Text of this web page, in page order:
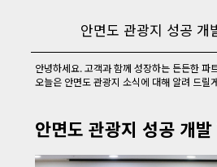
안면도 관광지 성공 개
안녕하세요. 고객과 함께 성장하는 든든한 파
오늘은 안면도 관광지 소식에 대해 알려 드릴
안면도 관광지 성공 개